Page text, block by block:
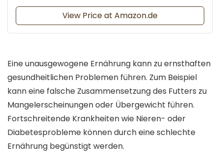
View Price at Amazon.de
Eine unausgewogene Ernährung kann zu ernsthaften
gesundheitlichen Problemen führen. Zum Beispiel
kann eine falsche Zusammensetzung des Futters zu
Mangelerscheinungen oder Übergewicht führen.
Fortschreitende Krankheiten wie Nieren- oder
Diabetesprobleme können durch eine schlechte
Ernährung begünstigt werden.